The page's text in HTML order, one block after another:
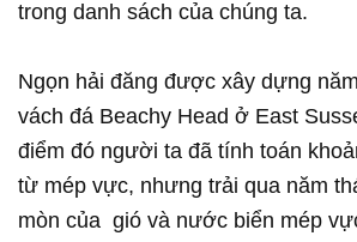
trong danh sách của chúng ta.
Ngọn hải đăng được xây dựng
vách đá Beachy Head ở East
điểm đó người ta đã tính toán
từ mép vực, nhưng trải qua năm
mòn của gió và nước biển mép